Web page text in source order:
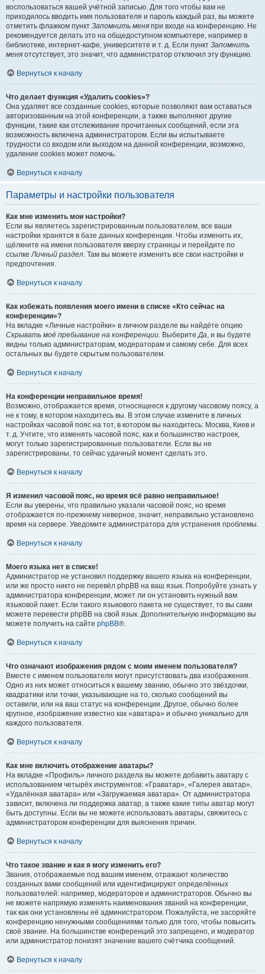
воспользоваться вашей учётной записью. Для того чтобы вам не
приходилось вводить имя пользователя и пароль каждый раз, вы можете
отметить флажком пункт Запомнить меня при входе на конференцию. Не
рекомендуется делать это на общедоступном компьютере, например в
библиотеке, интернет-кафе, университете и т. д. Если пункт Запомнить
меня отсутствует, это значит, что администратор отключил эту функцию.
Вернуться к началу
Что делает функция «Удалить cookies»?
Она удаляет все созданные cookies, которые позволяют вам оставаться
авторизованным на этой конференции, а также выполняют другие
функции, такие как отслеживание прочитанных сообщений, если эта
возможность включена администратором. Если вы испытываете
трудности со входом или выходом на данной конференции, возможно,
удаление cookies может помочь.
Вернуться к началу
Параметры и настройки пользователя
Как мне изменить мои настройки?
Если вы являетесь зарегистрированным пользователем, все ваши
настройки хранятся в базе данных конференции. Чтобы изменить их,
щёлкните на имени пользователя вверху страницы и перейдите по
ссылкеЛичный раздел. Там вы можете изменить все свои настройки и
предпочтения.
Вернуться к началу
Как избежать появления моего имени в списке «Кто сейчас на
конференции»?
На вкладке «Личные настройки» в личном разделе вы найдёте опцию
Скрывать моё пребывание на конференции. ВыберитеДа, и вы будете
видны только администраторам, модераторам и самому себе. Для всех
остальных вы будете скрытым пользователем.
Вернуться к началу
На конференции неправильное время!
Возможно, отображается время, относящееся к другому часовому поясу, а
не к тому, в котором находитесь вы. В этом случае измените в личных
настройках часовой пояс на тот, в котором вы находитесь: Москва, Киев и
т. д. Учтите, что изменять часовой пояс, как и большинство настроек,
могут только зарегистрированные пользователи. Если вы не
зарегистрированы, то сейчас удачный момент сделать это.
Вернуться к началу
Я изменил часовой пояс, но время всё равно неправильное!
Если вы уверены, что правильно указали часовой пояс, но время
отображается по-прежнему неверное, значит, неправильно установлено
время на сервере. Уведомите администратора для устранения проблемы.
Вернуться к началу
Моего языка нет в списке!
Администратор не установил поддержку вашего языка на конференции,
или же просто никто не перевёл phpBB на ваш язык. Попробуйте узнать у
администратора конференции, может ли он установить нужный вам
языковой пакет. Если такого языкового пакета не существует, то вы сами
можете перевести phpBB на свой язык. Дополнительную информацию вы
можете получить на сайте phpBB®.
Вернуться к началу
Что означают изображения рядом с моим именем пользователя?
Вместе с именем пользователя могут присутствовать два изображения.
Одно из них может относиться к вашему званию, обычно это звёздочки,
квадратики или точки, указывающие на то, сколько сообщений вы
оставили, или на ваш статус на конференции. Другое, обычно более
крупное, изображение известно как «аватара» и обычно уникально для
каждого пользователя.
Вернуться к началу
Как мне включить отображение аватары?
На вкладке «Профиль» личного раздела вы можете добавить аватару с
использованием четырёх инструментов: «Граватар», «Галерея аватар»,
«Удалённая аватара» или «Загружаемая аватара». От администратора
зависит, включена ли поддержка аватар, а также какие типы аватар могут
быть доступны. Если вы не можете использовать аватары, свяжитесь с
администратором конференции для выяснения причин.
Вернуться к началу
Что такое звание и как я могу изменить его?
Звания, отображаемые под вашим именем, отражают количество
созданных вами сообщений или идентифицируют определённых
пользователей: например, модераторов и администраторов. Обычно вы
не можете напрямую изменять наименования званий на конференции,
так как они установлены её администратором. Пожалуйста, не засоряйте
конференцию ненужными сообщениями только для того, чтобы повысить
своё звание. На большинстве конференций это запрещено, и модератор
или администратор понизят значение вашего счётчика сообщений.
Вернуться к началу